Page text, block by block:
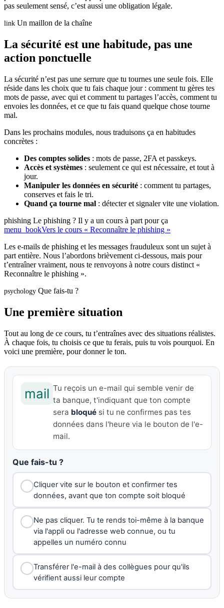
pas seulement sensé, c’est aussi une obligation légale.
link Un maillon de la chaîne
La sécurité est une habitude, pas une
action ponctuelle
La sécurité n’est pas une serrure que tu tournes une seule fois. Elle
réside dans les choix que tu fais chaque jour : comment tu gères tes
mots de passe, avec qui et comment tu partages l’accès, comment tu
envoies les données, et ce que tu fais quand quelque chose tourne
mal.
Dans les prochains modules, nous traduisons ça en habitudes
concrètes :
Des comptes solides : mots de passe, 2FA et passkeys.
Accès et systèmes : seulement ce qui est nécessaire, et tout à
jour.
Manipuler les données en sécurité : comment tu partages,
conserves et fais le tri.
Quand ça tourne mal : détecter et signaler vite une violation.
phishing Le phishing ? Il y a un cours à part pour ça
menu_bookVers le cours « Reconnaître le phishing »
Les e-mails de phishing et les messages frauduleux sont un sujet à
part entière. Nous l’abordons brièvement ci-dessous, mais pour
t’entraîner vraiment, nous te renvoyons à notre cours distinct «
Reconnaître le phishing ».
psychology Que fais-tu ?
Une première situation
Tout au long de ce cours, tu t’entraînes avec des situations réalistes.
À chaque fois, tu choisis ce que tu ferais, puis tu vois pourquoi. En
voici une première, pour donner le ton.
mail Tu reçois un e-mail qui semble venir de
ta banque, t'indiquant que ton compte
sera bloqué si tu ne confirmes pas tes
données dans l'heure via le bouton de l'e-
mail.
Que fais-tu ?
Cliquer vite sur le bouton et confirmer tes
données, avant que ton compte soit bloqué
Ne pas cliquer. Tu te rends toi-même à la banque
via l'appli ou l'adresse web connue, ou tu
appelles un numéro connu
Transférer l'e-mail à des collègues pour qu'ils
vérifient aussi leur compte